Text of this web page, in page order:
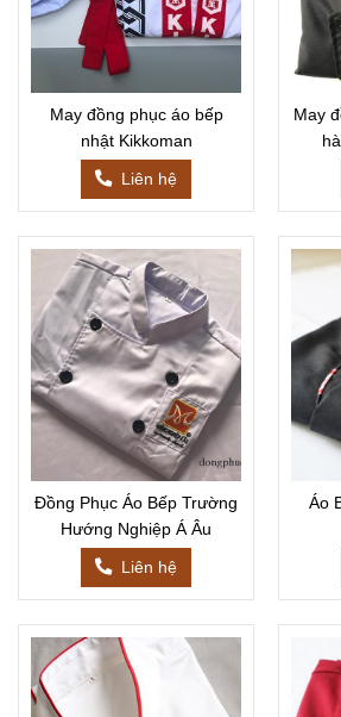
May đồng phục áo bếp
nhật Kikkoman
Liên hệ
May
Đồng Phục Áo Bếp Trường
Hướng Nghiệp Á Âu
Liên hệ
Áo